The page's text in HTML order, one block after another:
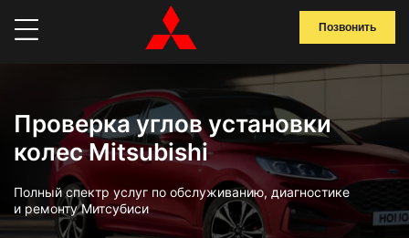
Позвонить
Проверка углов установки
колес Mitsubishi
Полный спектр услуг по обслуживанию, диагностике
и ремонту Митсубиси